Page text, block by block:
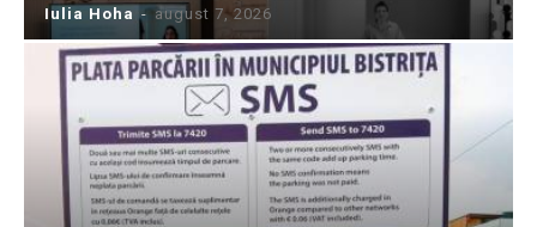
Iulia Hoha - august 7, 2026